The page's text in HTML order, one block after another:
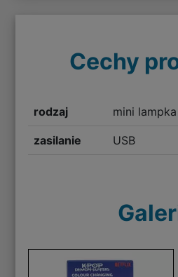
Cechy
rodzaj mini lampka
zasilanie USB